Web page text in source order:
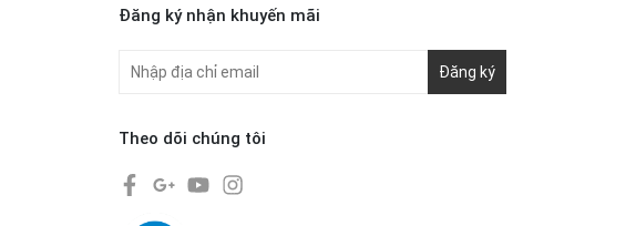
Đăng ký nhận khuyến mãi
Đăng ký
Theo dõi chúng tôi